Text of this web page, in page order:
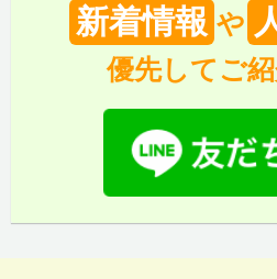
新着情報 や
優先してご